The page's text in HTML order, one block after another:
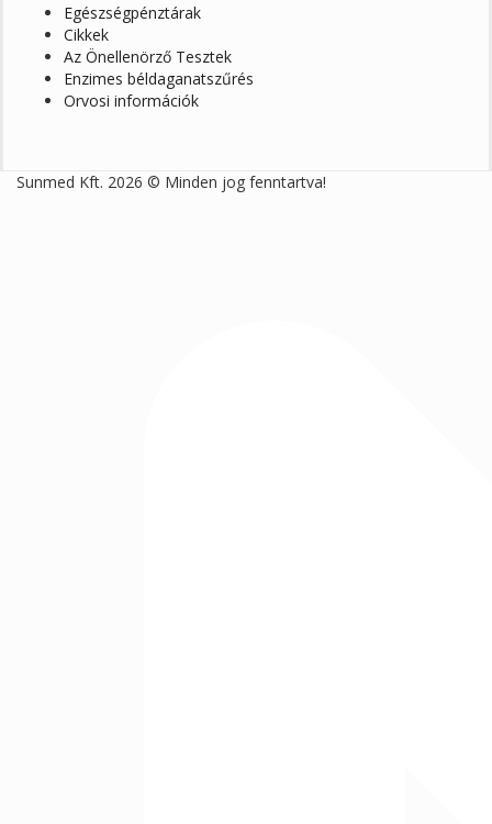
Egészségpénztárak
Cikkek
Az Önellenörző Tesztek
Enzimes béldaganatszűrés
Orvosi információk
Sunmed Kft. 2026 © Minden jog fenntartva!